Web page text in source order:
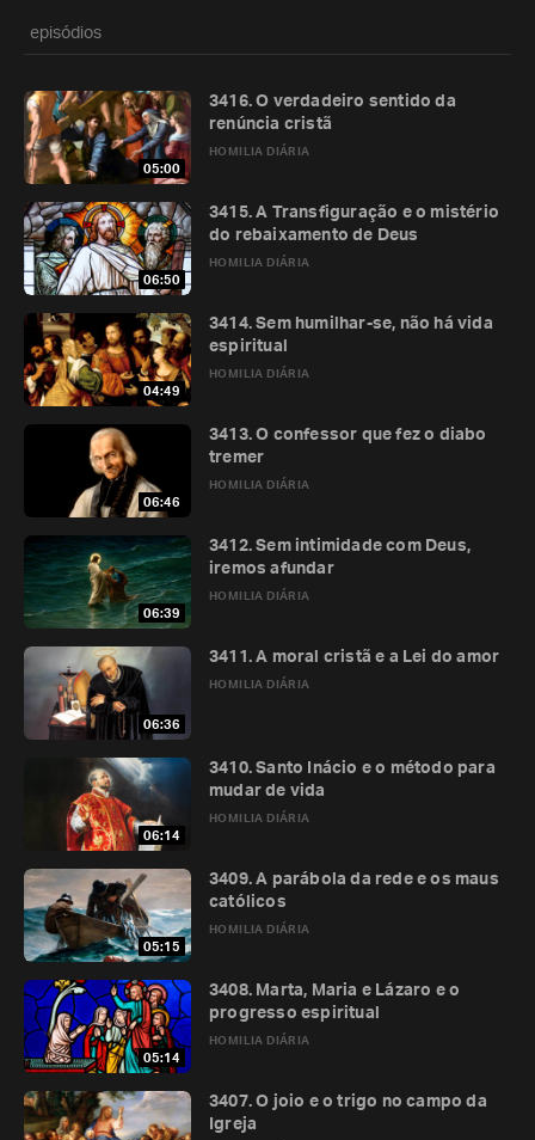
episódios
05:00
HOMILIA DIÁRIA
3416. O verdadeiro sentido da
renúncia cristã
06:50
HOMILIA DIÁRIA
3415. A Transfiguração e o mistério
do rebaixamento de Deus
04:49
HOMILIA DIÁRIA
3414. Sem humilhar-se, não há vida
espiritual
06:46
HOMILIA DIÁRIA
3413. O confessor que fez o diabo
tremer
06:39
HOMILIA DIÁRIA
3412. Sem intimidade com Deus,
iremos afundar
06:36
HOMILIA DIÁRIA
3411. A moral cristã e a Lei do amor
06:14
HOMILIA DIÁRIA
3410. Santo Inácio e o método para
mudar de vida
05:15
HOMILIA DIÁRIA
3409. A parábola da rede e os maus
católicos
05:14
HOMILIA DIÁRIA
3408. Marta, Maria e Lázaro e o
progresso espiritual
3407. O joio e o trigo no campo da
Igreja